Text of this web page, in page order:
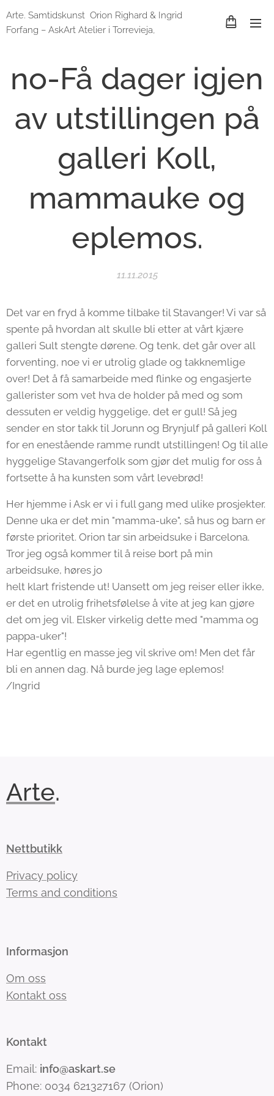
Arte. Samtidskunst Orion Righard & Ingrid
Forfang – AskArt Atelier i Torrevieja,
no-Få dager igjen
av utstillingen på
galleri Koll,
mammauke og
eplemos.
11.11.2015
Det var en fryd å komme tilbake til Stavanger! Vi var så
spente på hvordan alt skulle bli etter at vårt kjære
galleri Sult stengte dørene. Og tenk, det går over all
forventing, noe vi er utrolig glade og takknemlige
over! Det å få samarbeide med flinke og engasjerte
gallerister som vet hva de holder på med og som
dessuten er veldig hyggelige, det er gull! Så jeg
sender en stor takk til Jorunn og Brynjulf på galleri Koll
for en enestående ramme rundt utstillingen! Og til alle
hyggelige Stavangerfolk som gjør det mulig for oss å
fortsette å ha kunsten som vårt levebrød!
Her hjemme i Ask er vi i full gang med ulike prosjekter.
Denne uka er det min "mamma-uke", så hus og barn er
første prioritet. Orion tar sin arbeidsuke i Barcelona.
Tror jeg også kommer til å reise bort på min
arbeidsuke, høres jo
helt klart fristende ut! Uansett om jeg reiser eller ikke,
er det en utrolig frihetsfølelse å vite at jeg kan gjøre
det om jeg vil. Elsker virkelig dette med "mamma og
pappa-uker"!
Har egentlig en masse jeg vil skrive om! Men det får
bli en annen dag. Nå burde jeg lage eplemos!
/Ingrid
Arte.
Nettbutikk
Privacy policy
Terms and conditions
Informasjon
Om oss
Kontakt oss
Kontakt
Email: info@askart.se
Phone: 0034 621327167 (Orion)